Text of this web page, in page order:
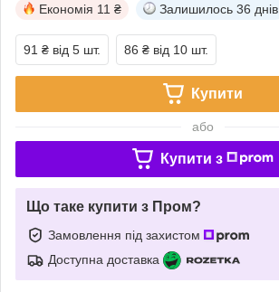
Економія 11 ₴ Залишилось 36 днів
91 ₴ від 5 шт. 86 ₴ від 10 шт.
Купити
або
Купити з
Що таке купити з Пром?
Замовлення під захистом
Доступна доставка